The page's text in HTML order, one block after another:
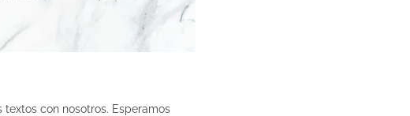
con nosotros. Esperamos